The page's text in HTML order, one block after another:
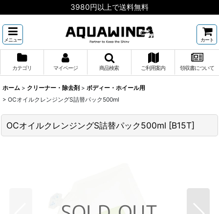
3980円以上で送料無料
メニュー カート
カテゴリ マイページ 商品検索 ご利用案内 領収書について
ホーム > クリーナー・除去剤 > ボディー・ホイール用
> OCオイルクレンジングS詰替パック500ml
OCオイルクレンジングS詰替パック500ml [B15T]